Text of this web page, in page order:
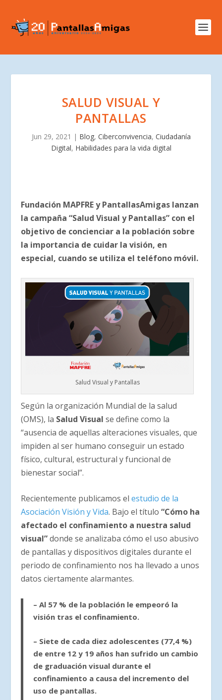
SALUD VISUAL Y
PANTALLAS
Jun 29, 2021 | Blog, Ciberconvivencia, Ciudadanía
Digital, Habilidades para la vida digital
Fundación MAPFRE y PantallasAmigas lanzan
la campaña “Salud Visual y Pantallas” con el
objetivo de concienciar a la población sobre
la importancia de cuidar la visión, en
especial, cuando se utiliza el teléfono móvil.
Salud Visual y Pantallas
Según la organización Mundial de la salud
(OMS), la Salud Visual se define como la
“ausencia de aquellas alteraciones visuales, que
impiden alser humano conseguir un estado
físico, cultural, estructural y funcional de
bienestar social”.
Recientemente publicamos elestudio de la
Asociación Visión y Vida. Bajo el título“Cómo ha
afectado el confinamiento a nuestra salud
visual”donde se analizaba cómo el uso abusivo
de pantallas y dispositivos digitales durante el
periodo de confinamiento nos ha llevado a unos
datos ciertamente alarmantes.
– Al 57 % de la población le empeoró la
visión tras el confinamiento.
– Siete de cada diez adolescentes (77,4 %)
de entre 12 y 19 años han sufrido un cambio
de graduación visual durante el
confinamiento a causa del incremento del
uso de pantallas.